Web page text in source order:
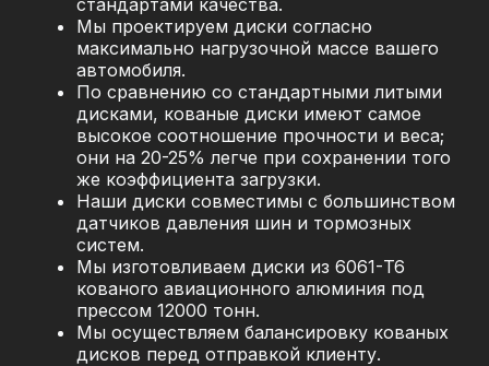
Мы проектируем диски согласно
максимально нагрузочной массе вашего
автомобиля.
По сравнению со стандартными литыми
дисками, кованые диски имеют самое
высокое соотношение прочности и веса;
они на 20-25% легче при сохранении того
же коэффициента загрузки.
Наши диски совместимы с большинством
датчиков давления шин и тормозных
систем.
Мы изготовливаем диски из 6061-T6
кованого авиационного алюминия под
прессом 12000 тонн.
Мы осуществляем балансировку кованых
дисков перед отправкой клиенту.